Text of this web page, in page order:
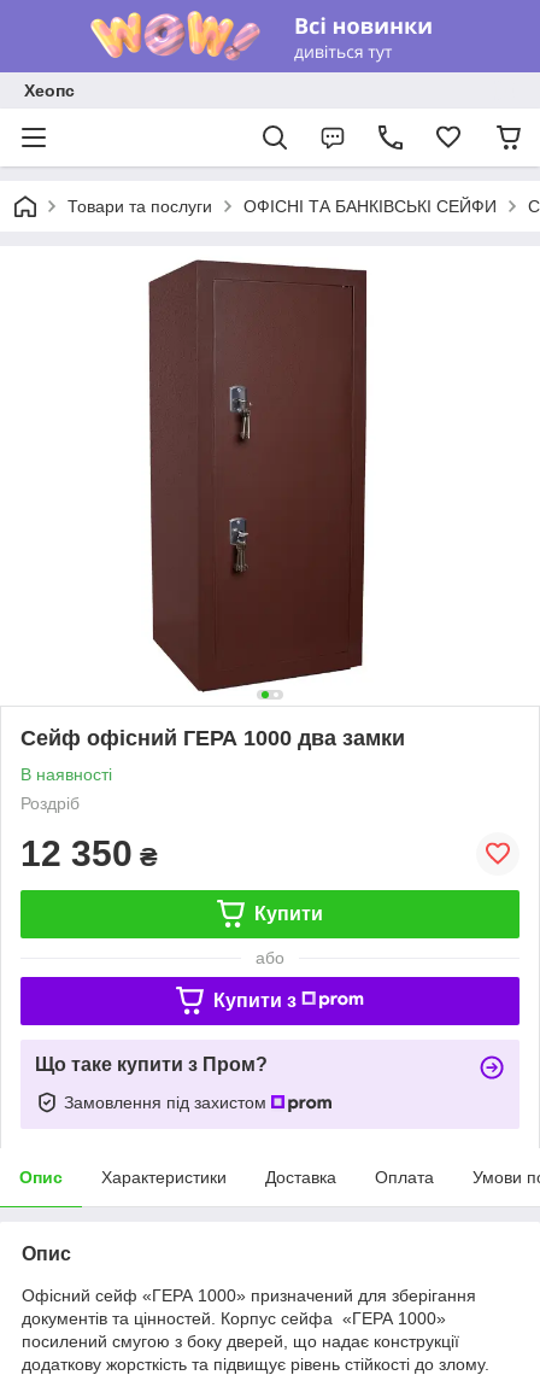
Хеопс
Товари та послуги ОФІСНІ ТА БАНКІВСЬКІ СЕЙФИ
Сейф офісний ГЕРА 1000 два замки
В наявності
Роздріб
12 350 ₴
Купити
або
Купити з
Що таке купити з Пром?
Замовлення під захистом
Опис Характеристики Доставка Оплата Умови
Опис
Офісний сейф «ГЕРА 1000» призначений для зберігання
документів та цінностей. Корпус сейфа «ГЕРА 1000»
посилений смугою з боку дверей, що надає конструкції
додаткову жорсткість та підвищує рівень стійкості до злому.